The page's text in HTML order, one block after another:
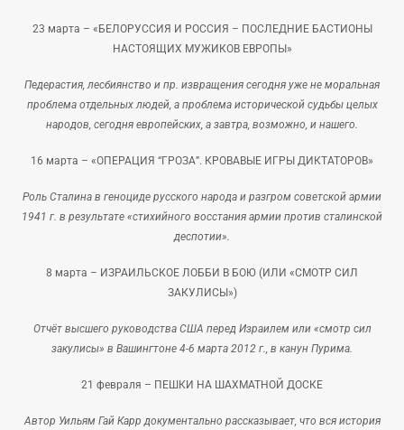
23 марта – «БЕЛОРУССИЯ И РОССИЯ – ПОСЛЕДНИЕ БАСТИОНЫ
НАСТОЯЩИХ МУЖИКОВ ЕВРОПЫ»
Педерастия, лесбиянство и пр. извращения сегодня уже не моральная
проблема отдельных людей, а проблема исторической судьбы целых
народов, сегодня европейских, а завтра, возможно, и нашего.
16 марта – «ОПЕРАЦИЯ “ГРОЗА”. КРОВАВЫЕ ИГРЫ ДИКТАТОРОВ»
Роль Сталина в геноциде русского народа и разгром советской армии
1941 г. в результате «стихийного восстания армии против сталинской
деспотии».
8 марта – ИЗРАИЛЬСКОЕ ЛОББИ В БОЮ (ИЛИ «СМОТР СИЛ
ЗАКУЛИСЫ»)
Отчёт высшего руководства США перед Израилем или «смотр сил
закулисы» в Вашингтоне 4-6 марта 2012 г., в канун Пурима.
21 февраля – ПЕШКИ НА ШАХМАТНОЙ ДОСКЕ
Автор Уильям Гай Карр документально рассказывает, что вся история